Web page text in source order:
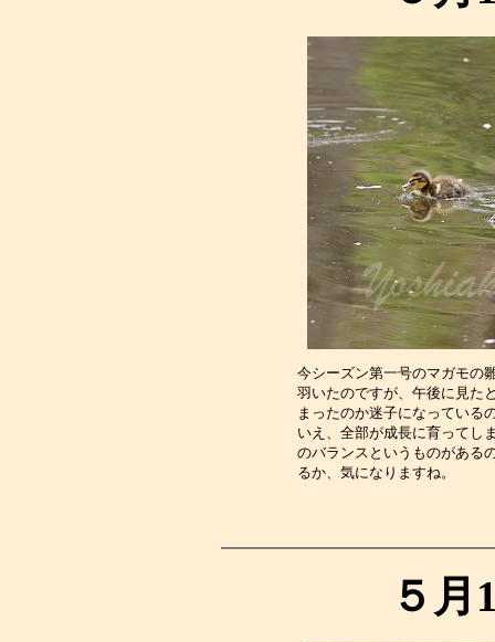
今シーズン第一号のマガモの
羽いたのですが、午後に見た
まったのか迷子になっている
いえ、全部が成長に育ってし
のバランスというものがある
るか、気
５月